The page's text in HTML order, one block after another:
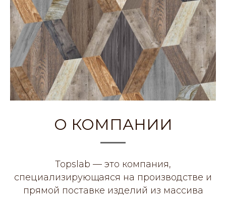
О КОМПАНИИ
Topslab — это компания,
специализирующаяся на производстве и
прямой поставке изделий из массива